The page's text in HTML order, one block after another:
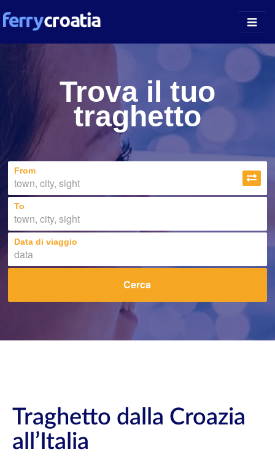
Notizie
Chi siamo
Trova il tuo
traghetto
From
To
Data di viaggio
Cerca
Traghetto dalla Croazia
all’Italia